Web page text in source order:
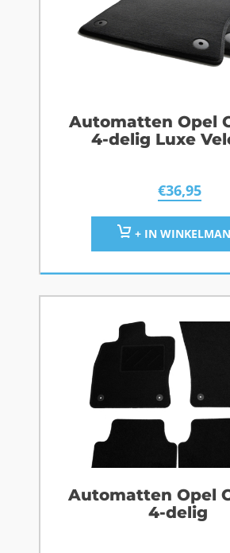
Automatten Opel
4-delig Luxe
€36,95
+ IN
Automatten Opel
4-delig